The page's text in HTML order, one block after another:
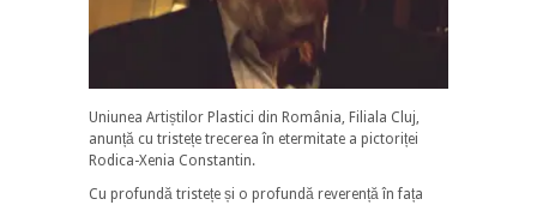
Uniunea Artiștilor Plastici din România, Filiala Cluj,
anunță cu tristețe trecerea în etermitate a pictoriței
Rodica-Xenia Constantin.
Cu profundă tristețe și o profundă reverență în fața